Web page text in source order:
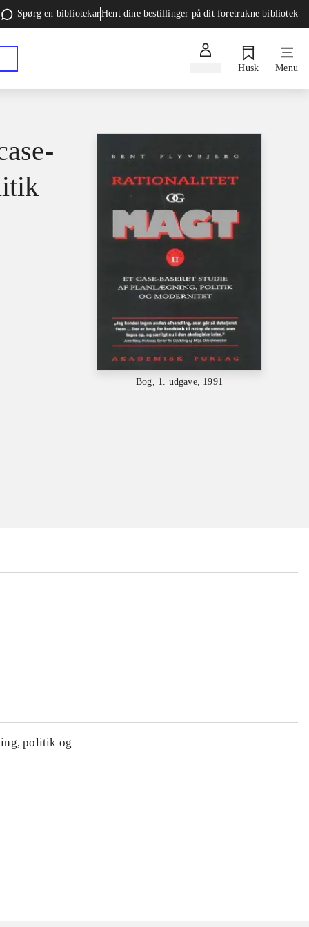
Spørg en bibliotekarHent dine bestillinger på dit foretrukne bibliotek
Husk Menu
Bog, 1. udgave, 1991
politik og